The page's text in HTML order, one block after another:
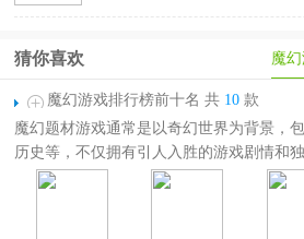
猜你喜欢
魔幻游戏排行榜前十名 共 10 款
魔幻题材游戏通常是以奇幻世界为背景，
历史等，不仅拥有引人入胜的游戏剧情和
精美的画面和丰富的玩法，让玩家能够沉